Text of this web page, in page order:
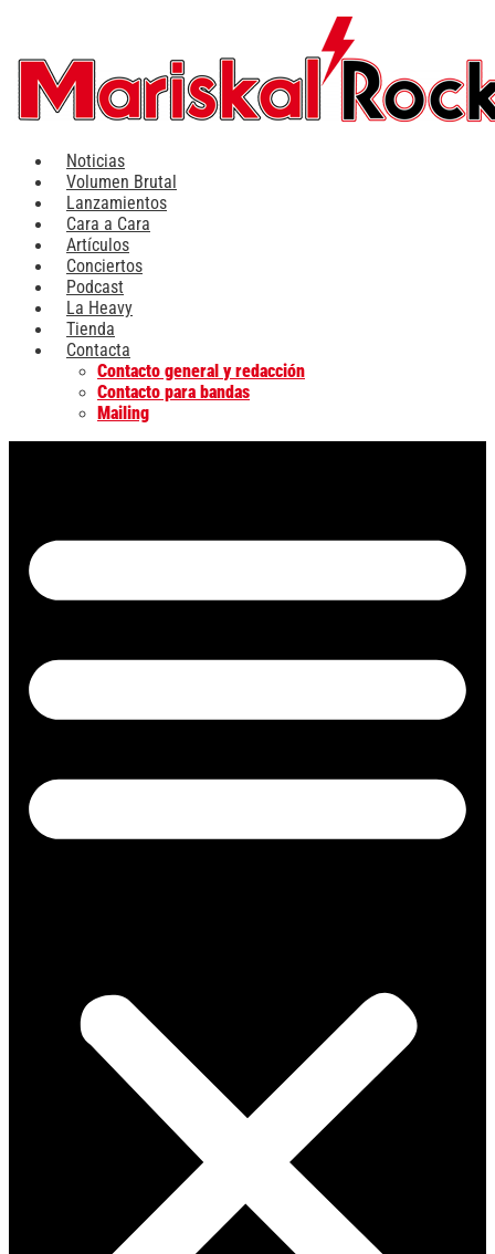
contenido
Noticias
Volumen Brutal
Lanzamientos
Cara a Cara
Artículos
Conciertos
Podcast
La Heavy
Tienda
Contacta
Contacto general y redacción
Contacto para bandas
Mailing